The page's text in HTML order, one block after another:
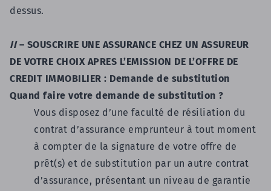
dessus.
II– SOUSCRIRE UNE ASSURANCE CHEZ UN ASSUREUR
DE VOTRE CHOIX APRES L’EMISSION DE L’OFFRE DE
CREDIT IMMOBILIER : Demande de substitution
Quand faire votre demande de substitution ?
Vous disposez d’une faculté de résiliation du
contrat d’assurance emprunteur à tout moment
à compter de la signature de votre offre de
prêt(s) et de substitution par un autre contrat
d’assurance, présentant un niveau de garantie